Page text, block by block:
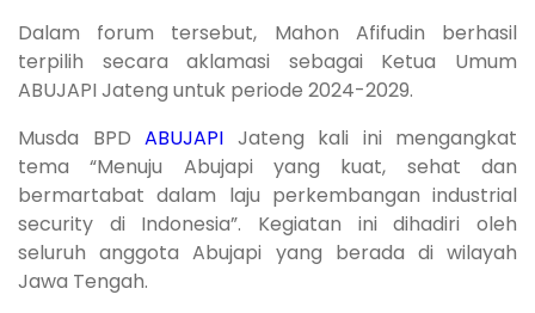
Dalam forum tersebut, Mahon Afifudin berhasil
terpilih secara aklamasi sebagai Ketua Umum
ABUJAPI Jateng untuk periode 2024-2029.
Musda BPD ABUJAPI Jateng kali ini mengangkat
tema “Menuju Abujapi yang kuat, sehat dan
bermartabat dalam laju perkembangan industrial
security di Indonesia”. Kegiatan ini dihadiri oleh
seluruh anggota Abujapi yang berada di wilayah
Jawa Tengah.